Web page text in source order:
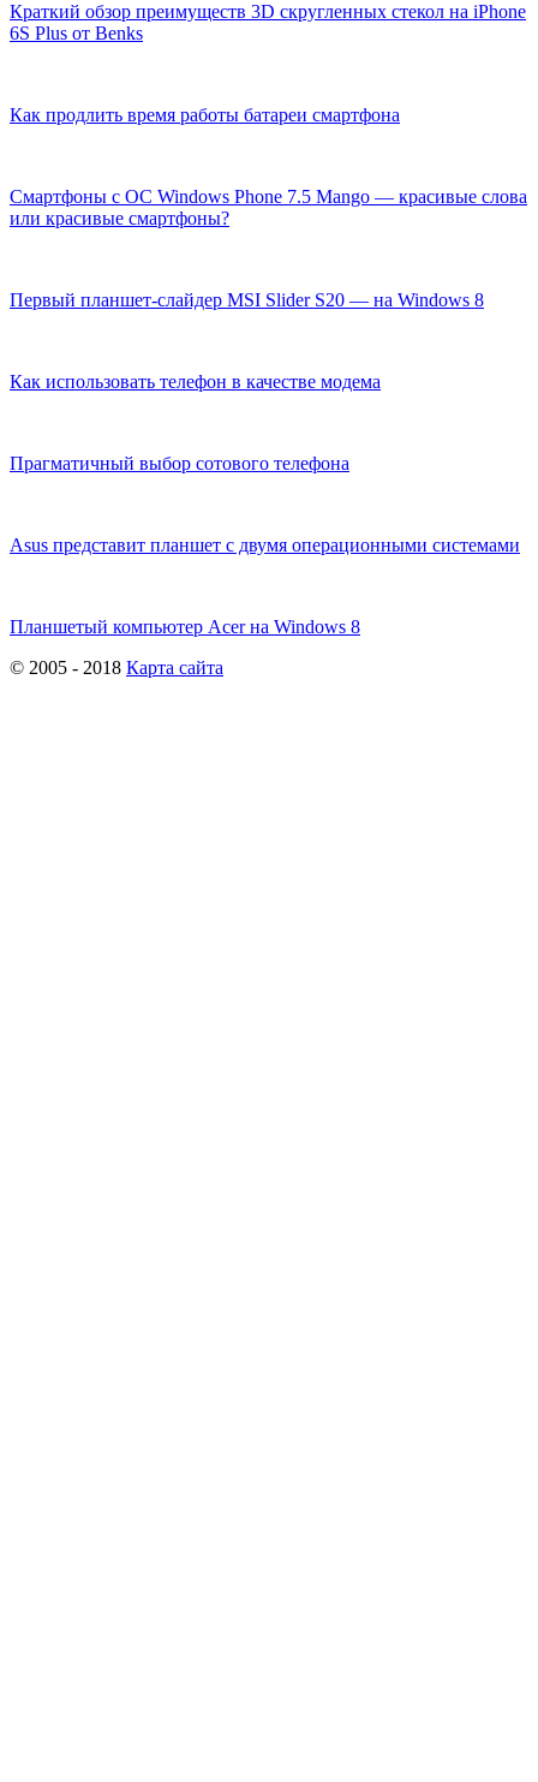
Краткий обзор преимуществ 3D скругленных стекол на iPhone
6S Plus от Benks
Как продлить время работы батареи смартфона
Смартфоны с ОС Windows Phone 7.5 Mango — красивые слова
или красивые смартфоны?
Первый планшет-слайдер MSI Slider S20 — на Windows 8
Как использовать телефон в качестве модема
Прагматичный выбор сотового телефона
Asus представит планшет с двумя операционными системами
Планшетый компьютер Acer на Windows 8
© 2005 - 2018 Карта сайта